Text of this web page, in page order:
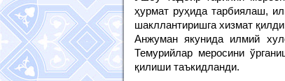
ҳурмат руҳида тарбиялаш,
шакллантиришга хизмат
Анжуман якунида илмий
Темурийлар меросини
қилиши таъкидланди.